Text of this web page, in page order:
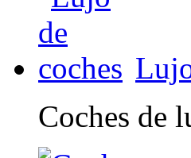
Coches de